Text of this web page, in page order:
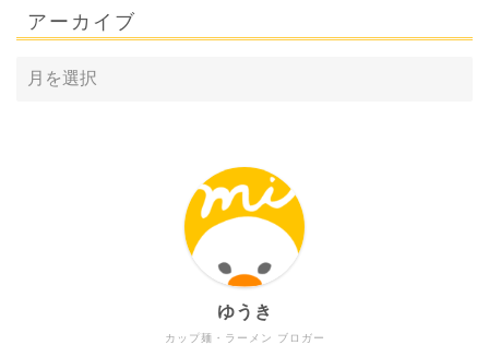
アーカイブ
カップ麺・ラーメン ブロガー
ゆうき